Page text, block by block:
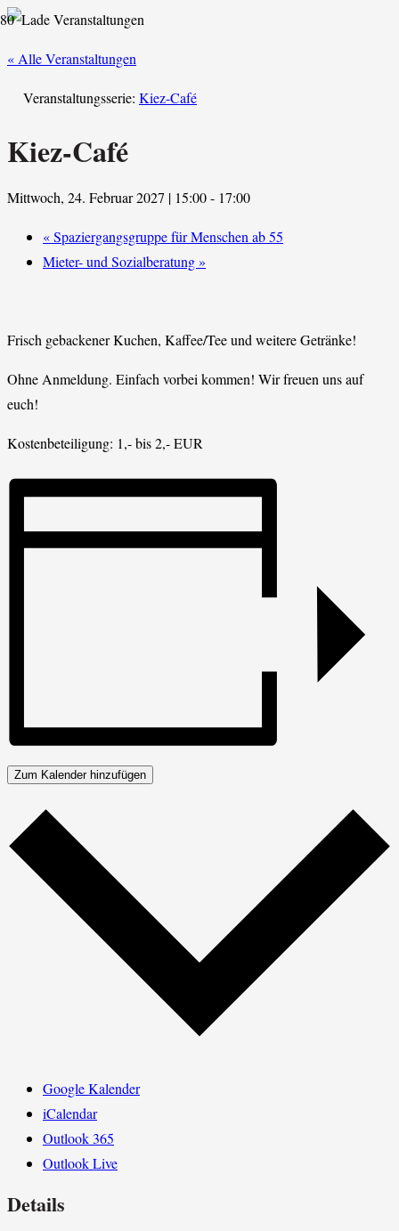
« Alle Veranstaltungen
Veranstaltungsserie: Kiez-Café
Kiez-Café
Mittwoch, 24. Februar 2027 | 15:00- 17:00
«Spaziergangsgruppe für Menschen ab 55
Mieter- und Sozialberatung»
Frisch gebackener Kuchen, Kaffee/Tee und weitere Getränke!
Ohne Anmeldung. Einfach vorbei kommen! Wir freuen uns auf
euch!
Kostenbeteiligung: 1,- bis 2,- EUR
Zum Kalender hinzufügen
Google Kalender
iCalendar
Outlook 365
Outlook Live
Details